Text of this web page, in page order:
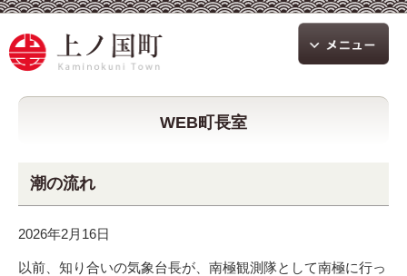
WEB町長室
潮の流れ
2026年2月16日
以前、知り合いの気象台長が、南極観測隊として南極に行っ